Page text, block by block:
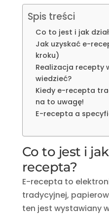
Spis treści
Co to jest i jak
Jak uzyskać e-
kroku)
Realizacja recepty
wiedzieć?
Kiedy e-recepta
na to uwagę!
E-recepta a
Co to jest i
recepta?
E-recepta to
tradycyjnej,
ten jest wystawiany